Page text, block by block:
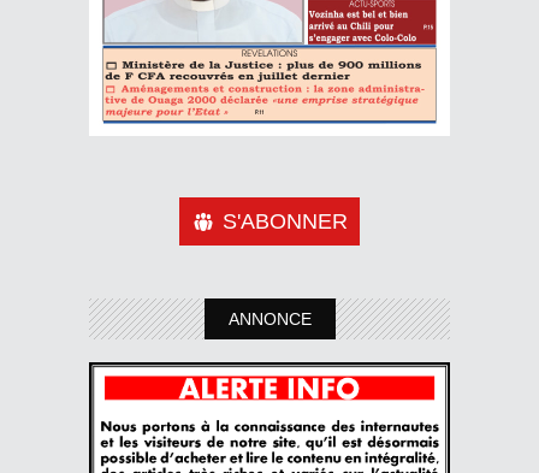
S'ABONNER
ANNONCE